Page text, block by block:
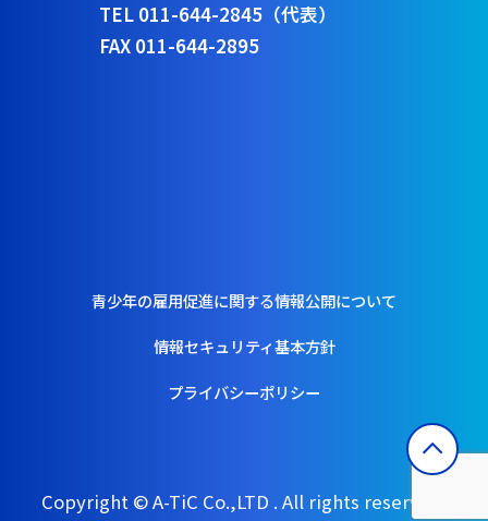
TEL 011-644-2845（代表）
FAX 011-644-2895
青少年の雇用促進に関する情報公開について
情報セキュリティ基本方針
プライバシーポリシー
Copyright © A-TiC Co.,LTD . All rights reserved.